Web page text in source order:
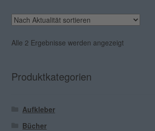
Alle 2 Ergebnisse werden angezeigtNach
Produktkategorien
Aufkleber
Bücher